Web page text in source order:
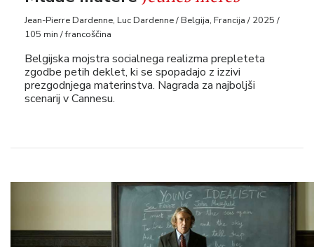
Jean-Pierre Dardenne, Luc Dardenne / Belgija, Francija / 2025 /
105 min / francoščina
Belgijska mojstra socialnega realizma prepleteta
zgodbe petih deklet, ki se spopadajo z izzivi
prezgodnjega materinstva. Nagrada za najboljši
scenarij v Cannesu.